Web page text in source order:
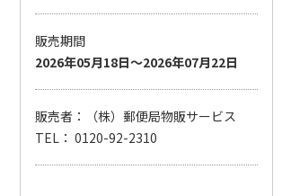
販売期間
2026年05月18日～2026年07月22日
販売者：（株）郵便局物販サービス
TEL： 0120-92-2310